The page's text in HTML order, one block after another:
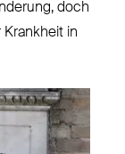
doch
Krankheit in